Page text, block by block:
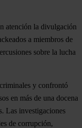
atención la divulgación
a miembros de
sobre la lucha
y confrontó
en más de una docena
Las investigaciones
de corrupción,